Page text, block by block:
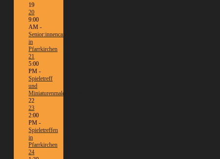
19
20
9:00
AM -
Senior:innencafé
in
Pfarrkirchen
21
5:00
PM -
Spieletreff
und
Miniaturenmalen/Tabletop
22
23
2:00
PM -
Spieletreffen
in
Pfarrkirchen
24